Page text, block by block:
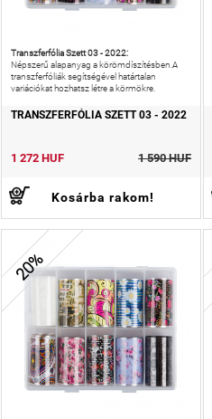
Transzferfólia Szett 03 - 2022:
Népszerű alapanyag a körömdíszítésben.A
transzferfóliák segítségével határtalan
variációkat hozhatsz létre a körmökre.
TRANSZFERFÓLIA SZETT 03 - 2022
1 272 HUF 1 590 HUF
Kosárba rakom!
20%